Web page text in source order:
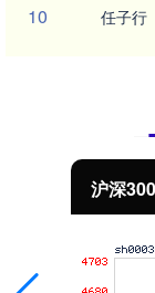
10 任子行
-0.15%